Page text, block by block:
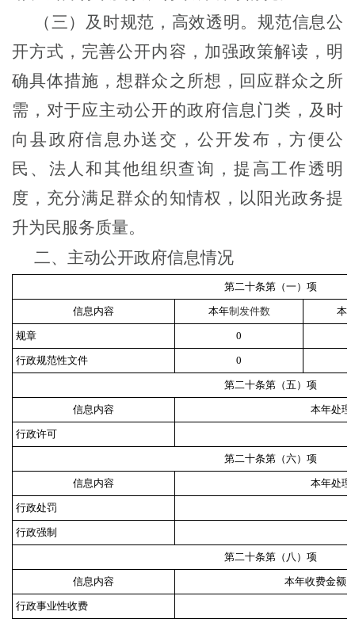
（三）及时规范，高效透明。规范信息公
开方式，完善公开内容，加强政策解读，明
确具体措施，想群众之所想，回应群众之所
需，对于应主动公开的政府信息门类，及时
向县政府信息办送交，公开发布，方便公
民、法人和其他组织查询，提高工作透明
度，充分满足群众的知情权，以阳光政务提
升为民服务质量。
二、主动公开政府信息情况
第二十条第（一）项
信息内容 本年制发件数 本
规章 0
行政规范性文件 0
第二十条第（五）项
信息内容 本年处理
行政许可
第二十条第（六）项
信息内容 本年处理
行政处罚
行政强制
第二十条第（八）项
信息内容 本年收费金额
行政事业性收费